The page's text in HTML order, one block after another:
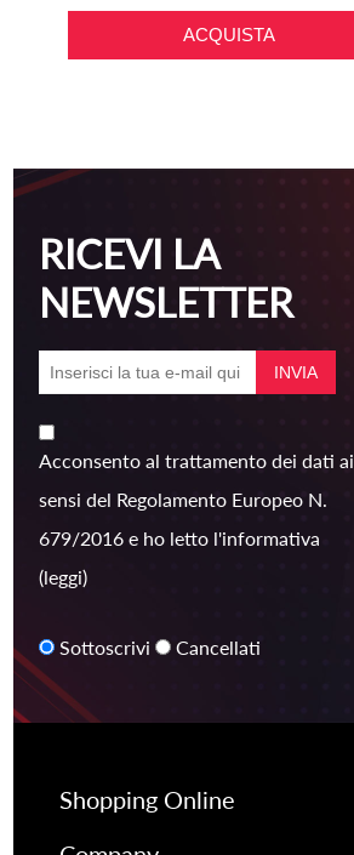
RICEVI LA
NEWSLETTER
Acconsento al trattamento dei dati ai
sensi del Regolamento Europeo N.
679/2016 e ho letto l'informativa
(leggi)
Sottoscrivi Cancellati
Shopping Online